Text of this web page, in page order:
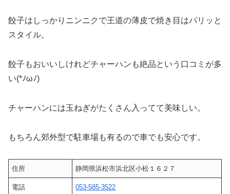
餃子はしっかりニンニクで王道の薄皮で焼き目はパリッと
スタイル。
餃子もおいいしけれどチャーハンも絶品という口コミが多
い(*ﾉωﾉ)
チャーハンには玉ねぎがたくさん入ってて美味しい。
もちろん郊外型で駐車場も有るので車でも安心です。
住所 静岡県浜松市浜北区小松１６２７
電話 053-585-3522